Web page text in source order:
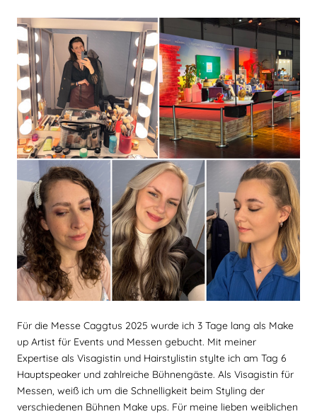
Für die Messe Caggtus 2025 wurde ich 3 Tage lang als Make
up Artist für Events und Messen gebucht. Mit meiner
Expertise als Visagistin und Hairstylistin stylte ich am Tag 6
Hauptspeaker und zahlreiche Bühnengäste. Als Visagistin für
Messen, weiß ich um die Schnelligkeit beim Styling der
verschiedenen Bühnen Make ups. Für meine lieben weiblichen